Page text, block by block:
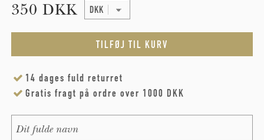
350 DKK
14 dages fuld returret
Gratis fragt på ordre over 1000 DKK